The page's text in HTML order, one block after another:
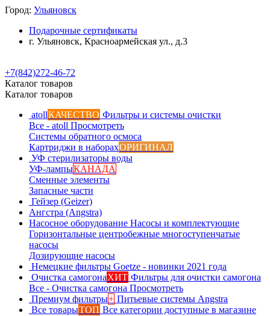
Город: Ульяновск
Подарочные сертификаты
г. Ульяновск, Красноармейская ул., д.3
+7(842)272-46-72
Каталог товаров
Каталог товаров
atollКАЧЕСТВО Фильтры и системы очистки
Все - atoll Просмотреть
Системы обратного осмоса
Картриджи в наборахОРИГИНАЛ
УФ стерилизаторы воды
УФ-лампыКАНАДА
Сменные элементы
Запасные части
Гейзер (Geizer)
Ангстра (Angstra)
Насосное оборудование Насосы и комплектующие
Горизонтальные центробежные многоступенчатые
насосы
Дозирующие насосы
Немецкие фильтры Goetze - новинки 2021 года
Очистка самогонаХИТ Фильтры для очистки самогона
Все - Очистка самогона Просмотреть
Премиум фильтры+ Питьевые системы Angstra
Все товарыТОП Все категории доступные в магазине